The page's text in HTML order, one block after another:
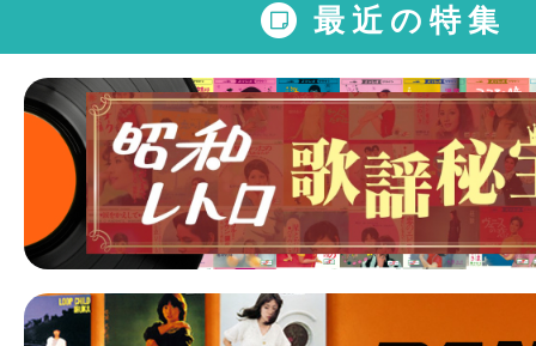
最近の特集